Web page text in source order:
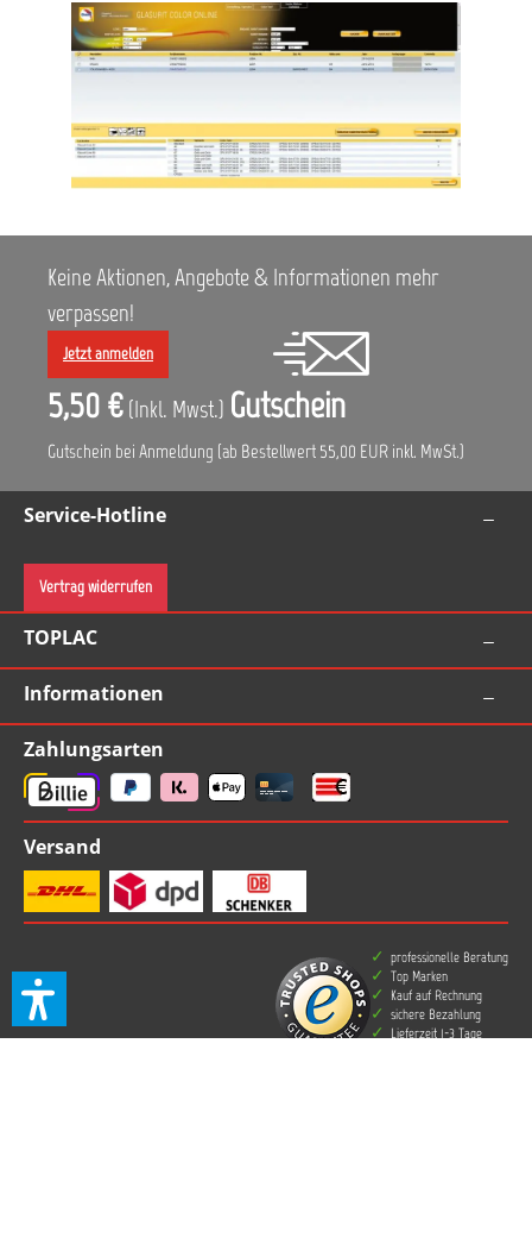
Keine Aktionen, Angebote & Informationen mehr
verpassen!
Jetzt anmelden
5,50 € (Inkl. Mwst.) Gutschein
Gutschein bei Anmeldung (ab Bestellwert 55,00 EUR inkl. MwSt.)
Service-Hotline
Vertrag widerrufen
TOPLAC
Informationen
Zahlungsarten
Versand
professionelle Beratung
Top Marken
Kauf auf Rechnung
sichere Bezahlung
Lieferzeit 1-3 Tage